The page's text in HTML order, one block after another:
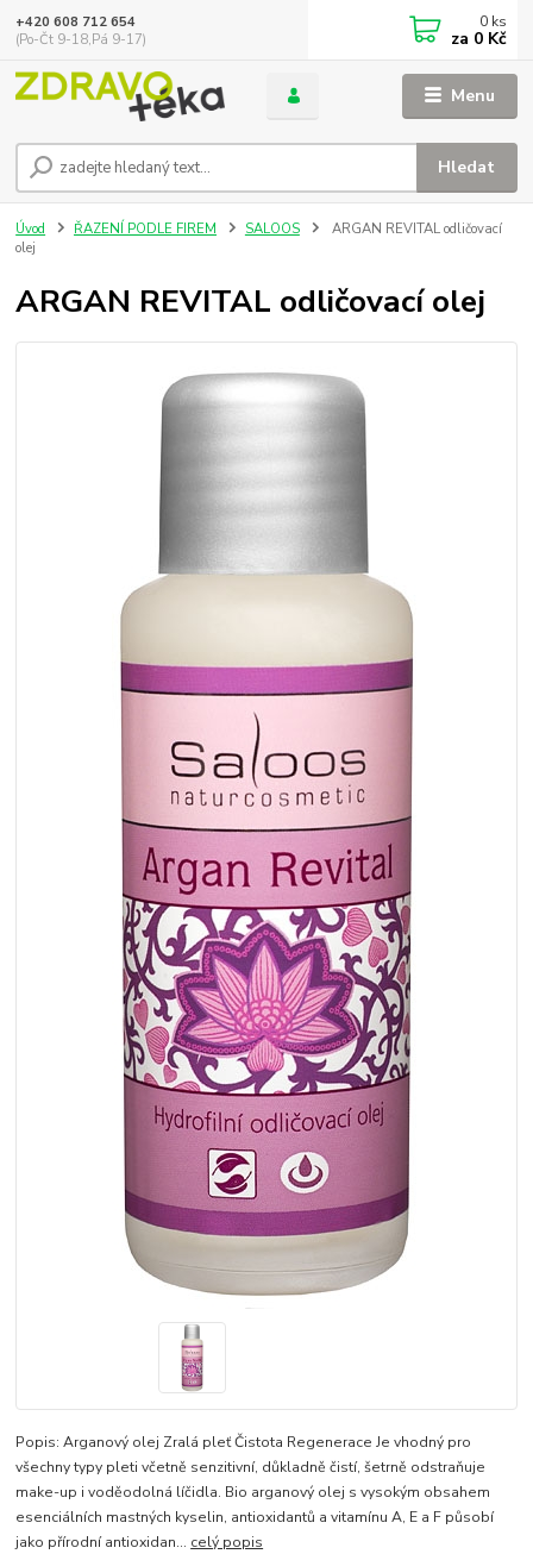
Menu
Hledat
+420 608 712 654
(Po-Čt 9-18,Pá 9-17)
0 ks
za 0 Kč
Úvod ŘAZENÍ PODLE FIREM SALOOS
ARGAN REVITAL odličovací
olej
ARGAN REVITAL odličovací olej
Popis: Arganový olej Zralá pleť Čistota Regenerace Je vhodný pro
všechny typy pleti včetně senzitivní, důkladně čistí, šetrně odstraňuje
make-up i voděodolná líčidla. Bio arganový olej s vysokým obsahem
esenciálních mastných kyselin, antioxidantů a vitamínu A, E a F působí
jako přírodní antioxidan... celý popis